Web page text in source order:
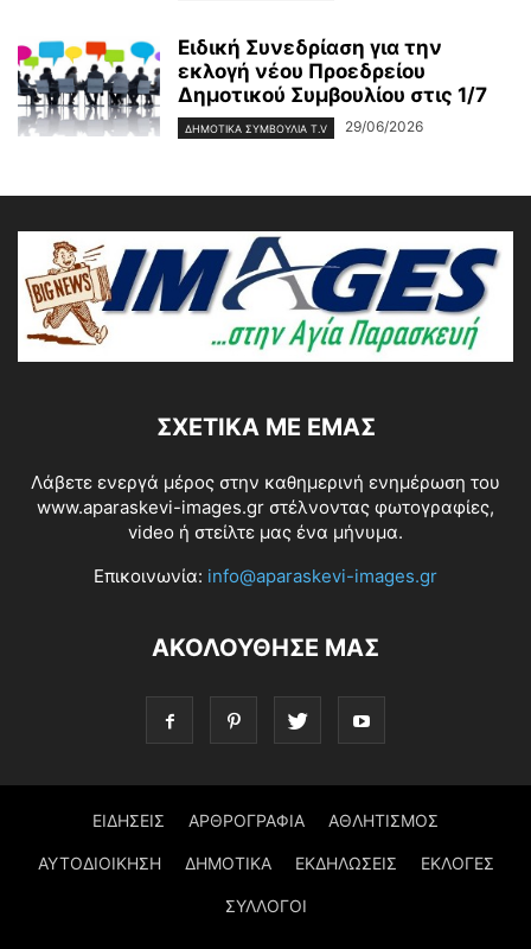
Ειδική Συνεδρίαση για την
εκλογή νέου Προεδρείου
Δημοτικού Συμβουλίου στις 1/7
ΔΗΜΟΤΙΚΑ ΣΥΜΒΟΥΛΙΑ T.V 29/06/2026
ΣΧΕΤΙΚΆ ΜΕ ΕΜΆΣ
Λάβετε ενεργά μέρος στην καθημερινή ενημέρωση του
www.aparaskevi-images.gr στέλνοντας φωτογραφίες,
video ή στείλτε μας ένα μήνυμα.
Επικοινωνία: info@aparaskevi-images.gr
ΑΚΟΛΟΥΘΗΣΕ ΜΑΣ
ΕΙΔΗΣΕΙΣ ΑΡΘΡΟΓΡΑΦΙΑ ΑΘΛΗΤΙΣΜΟΣ
ΑΥΤΟΔΙΟΙΚΗΣΗ ΔΗΜΟΤΙΚΑ ΕΚΔΗΛΩΣΕΙΣ ΕΚΛΟΓΕΣ
ΣΥΛΛΟΓΟΙ